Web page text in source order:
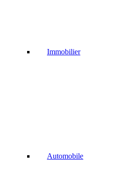
Immobilier
Automobile